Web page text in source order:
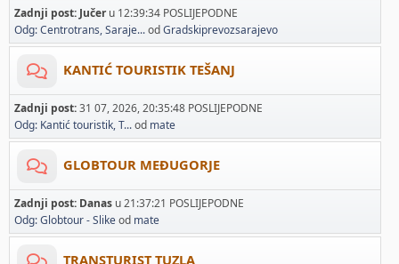
Zadnji post: Jučeru 12:39:34 POSLIJEPODNE
Odg: Centrotrans, Saraje...odGradskiprevozsarajevo
KANTIĆ TOURISTIK TEŠANJ
Zadnji post:31 07, 2026, 20:35:48 POSLIJEPODNE
Odg: Kantić touristik, T...od mate
GLOBTOUR MEĐUGORJE
Zadnji post: Danas u 21:37:21 POSLIJEPODNE
Odg: Globtour - Slikeod mate
TRANSTURIST TUZLA